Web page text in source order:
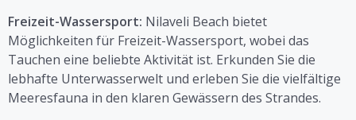
Freizeit-Wassersport: Nilaveli Beach bietet
Möglichkeiten für Freizeit-Wassersport, wobei das
Tauchen eine beliebte Aktivität ist. Erkunden Sie die
lebhafte Unterwasserwelt und erleben Sie die vielfältige
Meeresfauna in den klaren Gewässern des Strandes.